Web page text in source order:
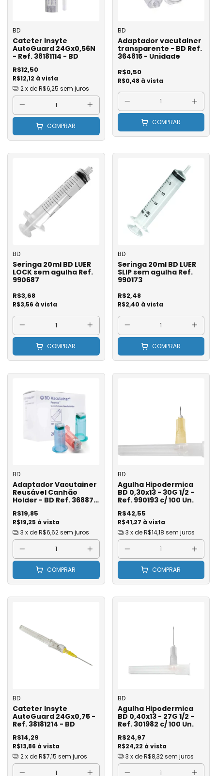
BD
Cateter Insyte
AutoGuard 24Gx0,56N
- Ref. 38181114 - BD
R$12,12 à vista
R$12,50
2x deR$6,25 sem juros
COMPRAR
BD
Adaptador vacutainer
transparente - BD Ref.
364815 - Unidade
R$0,48 à vista
R$0,50
COMPRAR
BD
Seringa 20ml BD LUER
LOCK sem agulha Ref.
990687
R$3,56 à vista
R$3,68
COMPRAR
BD
Seringa 20ml BD LUER
SLIP sem agulha Ref.
990173
R$2,40 à vista
R$2,48
COMPRAR
BD
Adaptador Vacutainer
Reusável Canhão
Holder - BD Ref. 368872
R$19,25 à vista
R$19,85
3 x deR$6,62sem juros
COMPRAR
BD
Agulha Hipodermica
BD 0,30x13 - 30G 1/2 -
Ref. 990193 c/ 100 Un.
R$41,27 à vista
R$42,55
3 x deR$14,18 sem juros
COMPRAR
BD
Cateter Insyte
AutoGuard 24Gx0,75 -
Ref. 38181214 - BD
R$13,86 à vista
R$14,29
2x deR$7,15 sem juros
BD
Agulha Hipodermica
BD 0,40x13 - 27G 1/2 -
Ref. 301982 c/ 100 Un.
R$24,22 à vista
R$24,97
3 x deR$8,32 sem juros